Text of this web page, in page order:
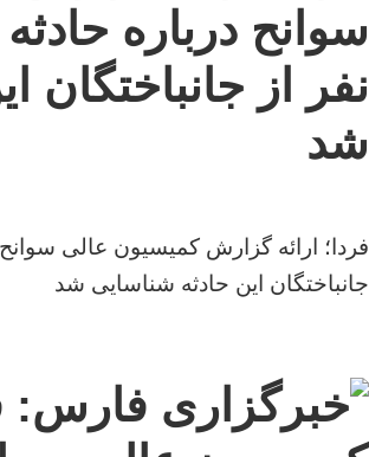
سوانح درباره
نفر از جانباختگان
شد
فردا؛ ارائه گزارش کمیسیون عالی
جانباختگان این حادثه شناسایی شد